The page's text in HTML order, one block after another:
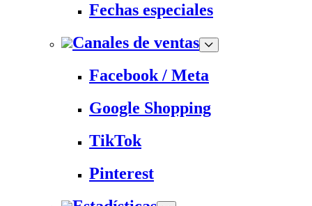
Fechas especiales
Canales de ventas
Facebook / Meta
Google Shopping
TikTok
Pinterest